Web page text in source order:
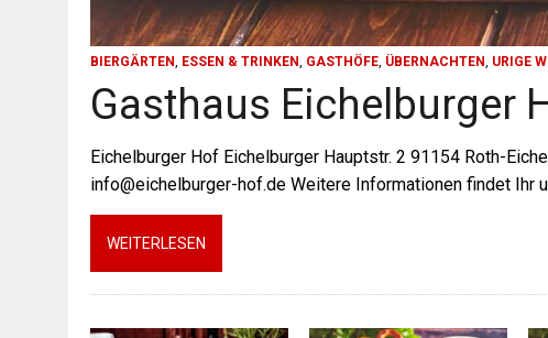
BIERGÄRTEN, ESSEN & TRINKEN, GASTHÖFE, ÜBERNACHTEN, URIGE
Gasthaus Eichelburger
Eichelburger Hof Eichelburger Hauptstr. 2 91154 Roth-
info@eichelburger-hof.de Weitere Informationen findet Ihr
WEITERLESEN